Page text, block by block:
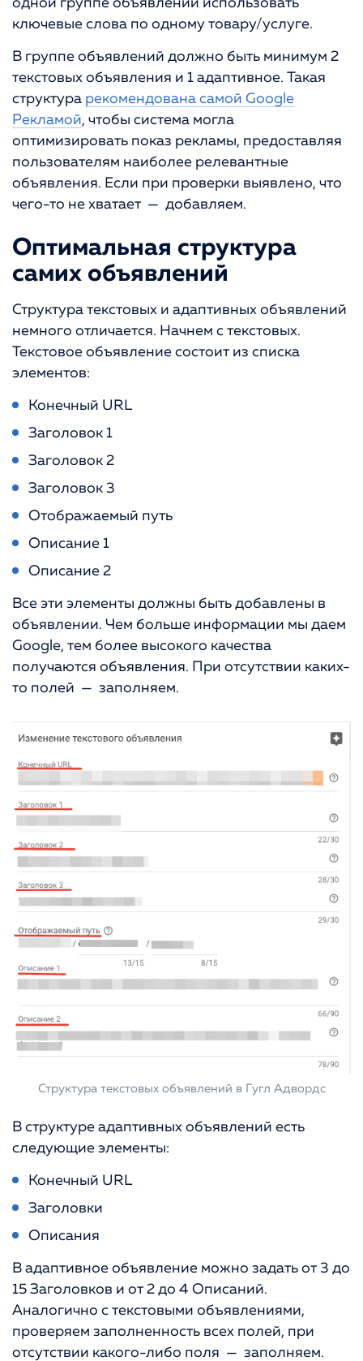
одной группе объявлений использовать
ключевые слова по одному товару/услуге.
В группе объявлений должно быть минимум 2
текстовых объявления и 1 адаптивное. Такая
структура рекомендована самой Google
Рекламой, чтобы система могла
оптимизировать показ рекламы, предоставляя
пользователям наиболее релевантные
объявления. Если при проверки выявлено, что
чего-то не хватает — добавляем.
Оптимальная структура
самих объявлений
Структура текстовых и адаптивных объявлений
немного отличается. Начнем с текстовых.
Текстовое объявление состоит из списка
элементов:
Конечный URL
Заголовок 1
Заголовок 2
Заголовок 3
Отображаемый путь
Описание 1
Описание 2
Все эти элементы должны быть добавлены в
объявлении. Чем больше информации мы даем
Google, тем более высокого качества
получаются объявления. При отсутствии каких-
то полей — заполняем.
Структура текстовых объявлений в Гугл Адвордс
В структуре адаптивных объявлений есть
следующие элементы:
Конечный URL
Заголовки
Описания
В адаптивное объявление можно задать от 3 до
15 Заголовков и от 2 до 4 Описаний.
Аналогично с текстовыми объявлениями,
проверяем заполненность всех полей, при
отсутствии какого-либо поля — заполняем.